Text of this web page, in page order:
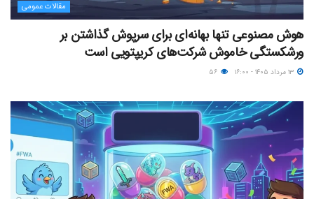
مقالات عمومی
هوش مصنوعی تنها بهانه‌ای برای سرپوش گذاشتن بر
ورشکستگی خاموش شرکت‌های کریپتویی است